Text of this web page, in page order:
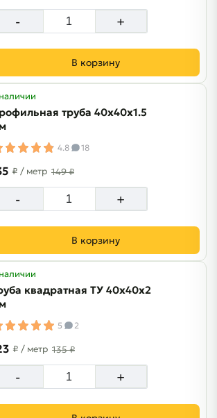
- +
В корзину
труба 40х40х1.5
4.8 18
₽ / метр 149 ₽
- +
В корзину
квадратная ТУ 40х40х2
5 2
₽ / метр 135 ₽
- +